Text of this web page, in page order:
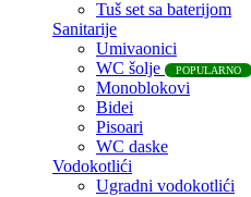
Tuš set sa baterijom
Sanitarije
Umivaonici
WC šolje
POPULARNO
Monoblokovi
Bidei
Pisoari
WC daske
Vodokotlići
Ugradni vodokotlići